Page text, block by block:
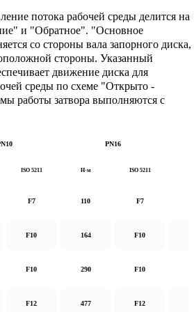
потока рабочей среды делится на
и "Обратное". "Основное
со стороны вала запорного диска,
стороны. Указанный
движение диска для
среды по схеме "Открыто -
работы затвора выполняются с
PN16
ISO 5211 Н·м ISO 5211
F7 110 F7
F10 164 F10
F10 290 F10
F12 477 F12